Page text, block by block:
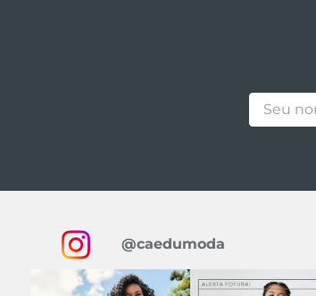
@caedumoda